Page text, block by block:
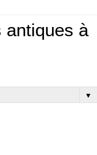
antiques à
▼